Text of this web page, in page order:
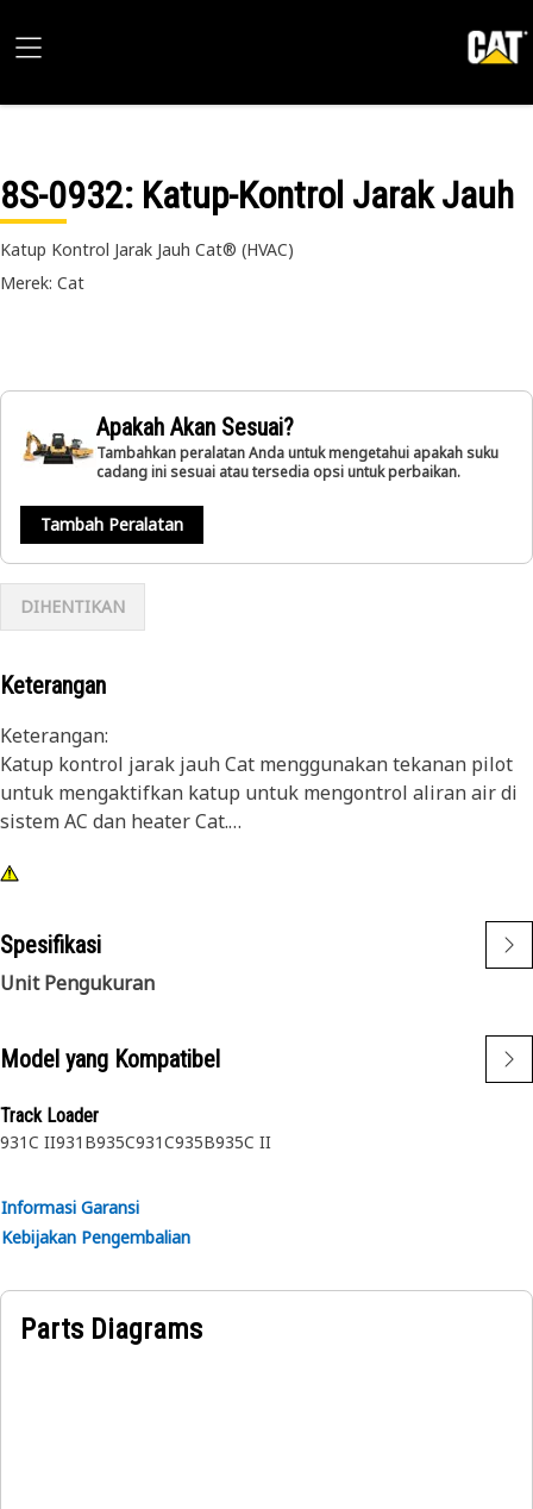
8S-0932: Katup-Kontrol Jarak Jauh
Katup Kontrol Jarak Jauh Cat® (HVAC)
Merek: Cat
Apakah Akan Sesuai?
Tambahkan peralatan Anda untuk mengetahui apakah suku
cadang ini sesuai atau tersedia opsi untuk perbaikan.
Tambah Peralatan
DIHENTIKAN
Keterangan
Keterangan:
Katup kontrol jarak jauh Cat menggunakan tekanan pilot
untuk mengaktifkan katup untuk mengontrol aliran air di
sistem AC dan heater Cat.
Atribusi:
• Katup kontrol jarak jauh yang dioperasikan secara
hidraulik
Katup kontrol jarak jauh Cat digunakan di sistem AC dan
heater pada alat berat Cat.
Spesifikasi
Unit Pengukuran
Model yang Kompatibel
Track Loader
931C II931B935C931C935B935C II
Informasi Garansi
Kebijakan Pengembalian
Parts Diagrams